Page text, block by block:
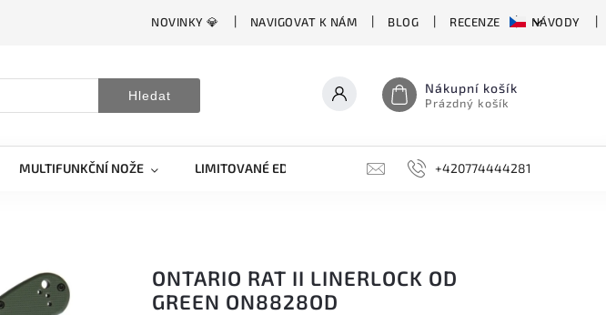
NOVINKY 💎 NAVIGOVAT K NÁM BLOG RECENZE NÁVODY
Hledat Nákupní košík
Prázdný košík
MULTIFUNKČNÍ NOŽE LIMITOVANÉ EDICE BROUSKY, BRUSKY, OCÍLKY
+420774444281
ONTARIO RAT II LINERLOCK OD
GREEN ON8828OD